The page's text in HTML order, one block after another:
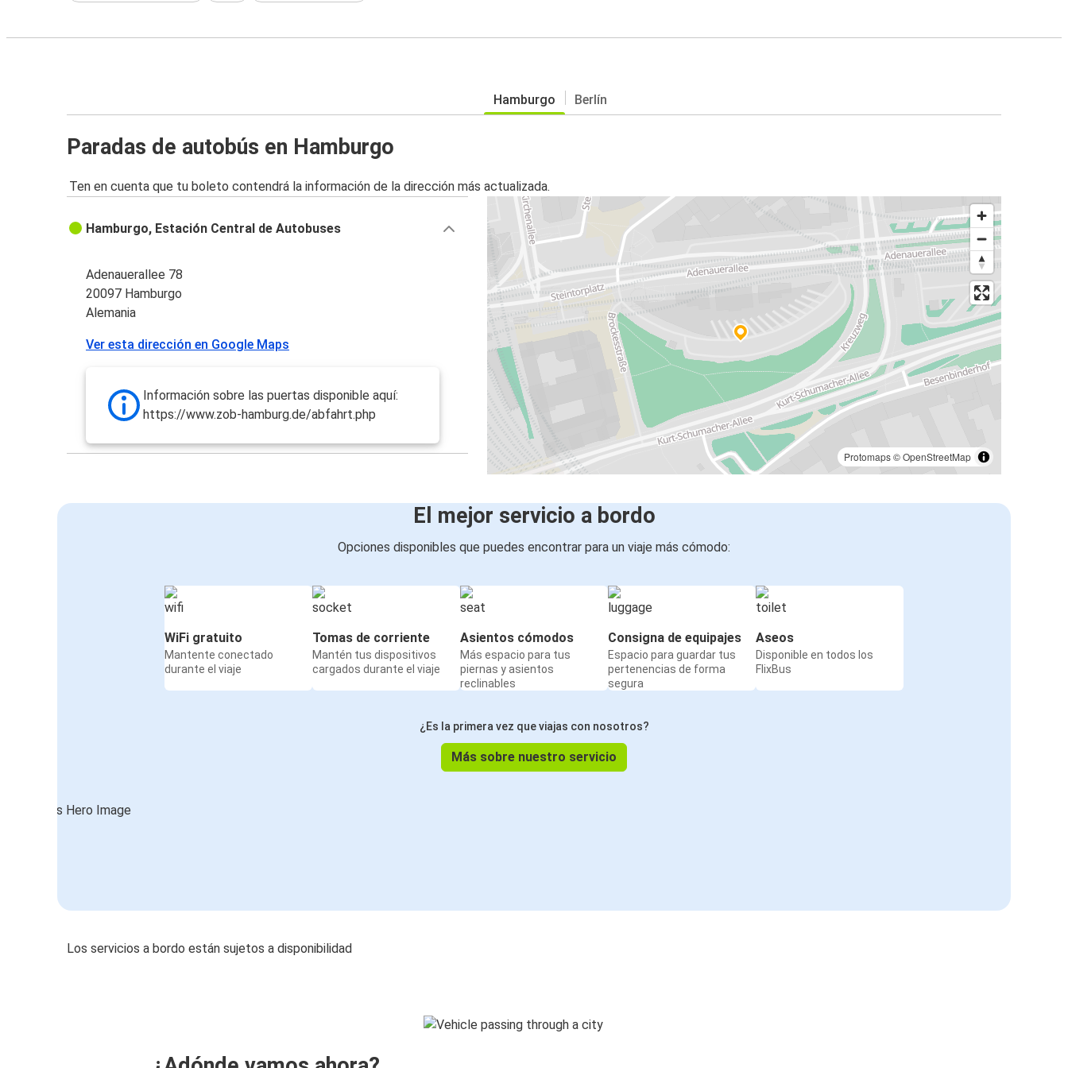
Hamburgo Berlín
Paradas de autobús en Hamburgo
Ten en cuenta que tu boleto contendrá la información de la dirección más actualizada.
Protomaps©OpenStreetMap
Hamburgo, Estación Central de Autobuses
Adenauerallee 78
20097 Hamburgo
Alemania
Ver esta dirección en Google Maps
Información sobre las puertas disponible aquí:
https://www.zob-hamburg.de/abfahrt.php
El mejor servicio a bordo
Opciones disponibles que puedes encontrar para un viaje más cómodo:
WiFi gratuito
Mantente conectado
durante el viaje
Tomas de corriente
Mantén tus dispositivos
cargados durante el viaje
Asientos cómodos
Más espacio para tus
piernas y asientos
reclinables
Consigna de equipajes
Espacio para guardar tus
pertenencias de forma
segura
Aseos
Disponible en todos los
FlixBus
¿Es la primera vez que viajas con nosotros?
Más sobre nuestro servicio
Los servicios a bordo están sujetos a disponibilidad